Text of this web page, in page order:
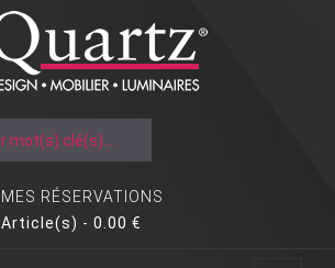
MES RÉSERVATIONS
Article(s) - 0.00 €